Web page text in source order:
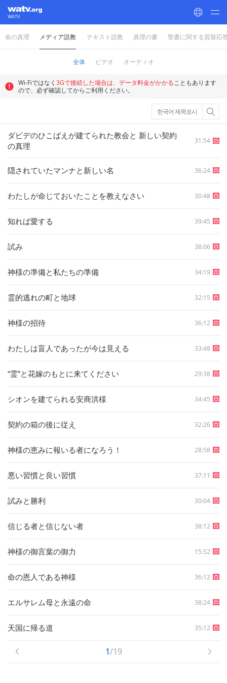
WATV
World Mission Society Church of God
命の真理 メディア説教 テキスト説教 真理の書 聖書に関する質疑応
全体 ビデオ オーディオ
Wi-Fiではなく 3Gで接続した場合は、データ料金がかかることもあります
ので、必ず確認してからご利用ください。
한국어 제목표시
ダビデのひこばえが建てられた教会と 新しい契約
の真理
31:54
隠されていたマンナと新しい名 36:24
わたしが命じておいたことを教えなさい 30:48
知れば愛する 39:45
試み 38:06
神様の準備と私たちの準備 34:19
霊的逃れの町と地球 32:15
神様の招待 36:12
わたしは盲人であったが今は見える 33:48
“霊”と花嫁のもとに来てください 29:38
シオンを建てられる安商洪様 34:45
契約の箱の後に従え 32:26
神様の恵みに報いる者になろう！ 28:58
悪い習慣と良い習慣 37:11
試みと勝利 30:04
信じる者と信じない者 38:12
神様の御言葉の御力 15:52
命の恩人である神様 36:12
エルサレム母と永遠の命 38:24
天国に帰る道 35:12
1/19